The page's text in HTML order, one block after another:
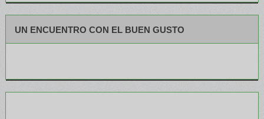
UN ENCUENTRO CON EL BUEN GUSTO